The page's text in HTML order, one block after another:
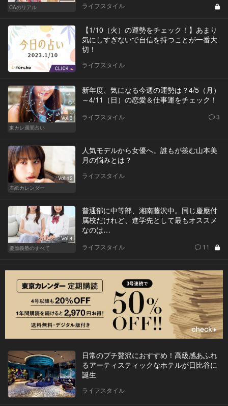
CAのリアル
ライフスタイル
【1/10（火）の運勢をチェック！】あまり
気にしすぎないで自信を持つことが一番大
切！
ライフスタイル
Vol.3
東カレ週間占い
新年度、気になる今週の運勢は？4/5（月）
～4/11（日）の恋愛＆仕事運をチェック！
ライフスタイル 3
Vol.12
表紙カレンダー
人気モデルから女優へ。誰もが羨む山本美
月の悩みとは？
ライフスタイル
Vol.4
慶應義塾のすべて
普通部に中等部、湘南藤沢中。同じ慶應付
属校だけれど、進学先として最もオススメ
なのは…
ライフスタイル 11
日常のプチ贅沢におすすめ！高級感あふれ
るアーティスティックなホテルが日比谷に
誕生
ライフスタイル